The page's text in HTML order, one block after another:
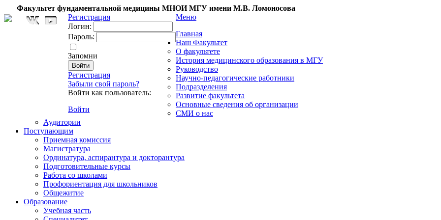
Факультет фундаментальной медицины МНОИ МГУ имени М.В. Ломоносова
Регистрация
Логин:
Пароль:
Запомни
Регистрация
Забыли свой пароль?
Войти как пользователь:
Войти
Меню
Главная
Наш Факультет
О факультете
История медицинского образования в МГУ
Руководство
Научно-педагогические работники
Подразделения
Развитие факультета
Основные сведения об организации
СМИ о нас
Аудитории
Поступающим
Приемная комиссия
Магистратура
Ординатура, аспирантура и докторантура
Подготовительные курсы
Работа со школами
Профориентация для школьников
Общежитие
Образование
Учебная часть